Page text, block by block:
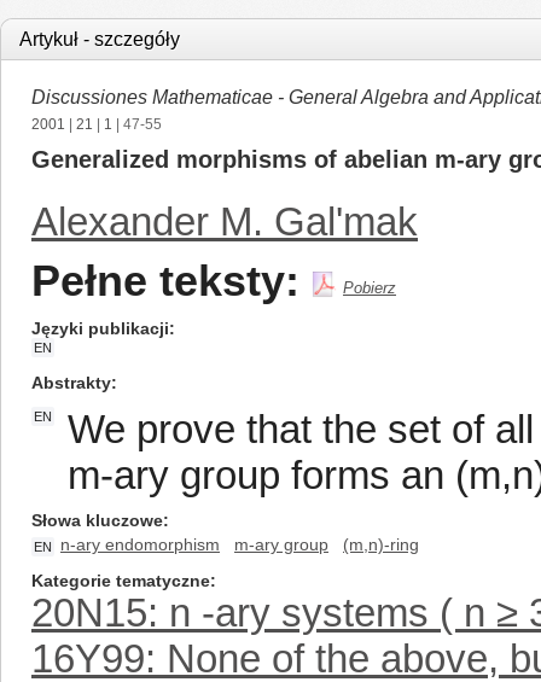
Artykuł - szczegóły
Discussiones Mathematicae - General Algebra and
2001 21 1 | 47-55
Generalized morphisms of abelian m-ary
Alexander M. Gal'mak
Pełne teksty: Pobierz
Języki publikacji
EN
Abstrakty
EN
We prove that the set of
m-ary group forms an
Słowa kluczowe
EN n-ary endomorphism m-ary group
(m,n)-ring
Kategorie tematyczne
20N15: n -ary systems ( n ≥
16Y99: None of the above,